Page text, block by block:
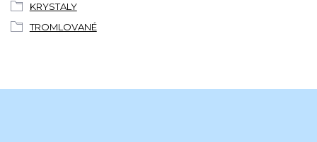
KRYSTALY
TROMLOVANÉ